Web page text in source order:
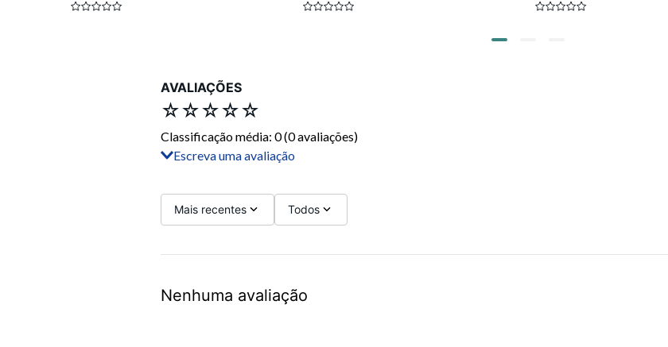
AVALIAÇÕES
☆☆☆☆☆
Classificação média: 0(0 avaliações)
Escreva uma avaliação
Título
Avalie o produto de 1 a 5 estrelas
Seu nome
Mais recentes Todos
Nenhuma avaliação